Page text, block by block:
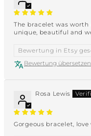
The bracelet was
unique, beautiful and
Bewertung in Etsy
Bewertung
Rosa Lewis
Gorgeous bracelet,